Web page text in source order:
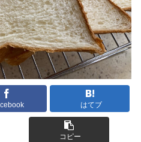
はてブ
コピー